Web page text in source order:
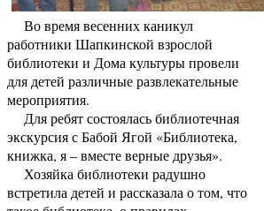
Во время весенних каникул
работники Шапкинской взрослой
библиотеки и Дома культуры провели
для детей различные развлекательные
мероприятия.
Для ребят состоялась библиотечная
экскурсия с Бабой Ягой «Библиотека,
книжка, я – вместе верные друзья».
Хозяйка библиотеки радушно
встретила детей и рассказала о том, что